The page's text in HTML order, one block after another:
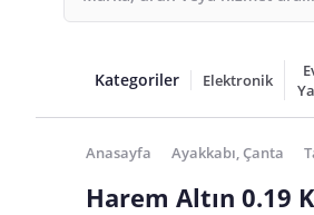
Kategoriler Elektronik
Anasayfa Ayakkabı, Çanta
Harem Altın 0.19